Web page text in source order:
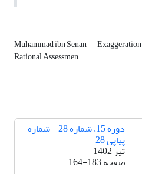
Muhammad ibn Senan Exaggeration
Rational Assessmen
دوره 15، شماره 28 - شماره
پیاپی 28
تیر 1402
صفحه164-183